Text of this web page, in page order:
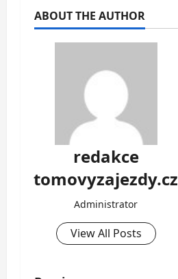
ABOUT THE AUTHOR
redakce
tomovyzajezdy.cz
Administrator
View All Posts